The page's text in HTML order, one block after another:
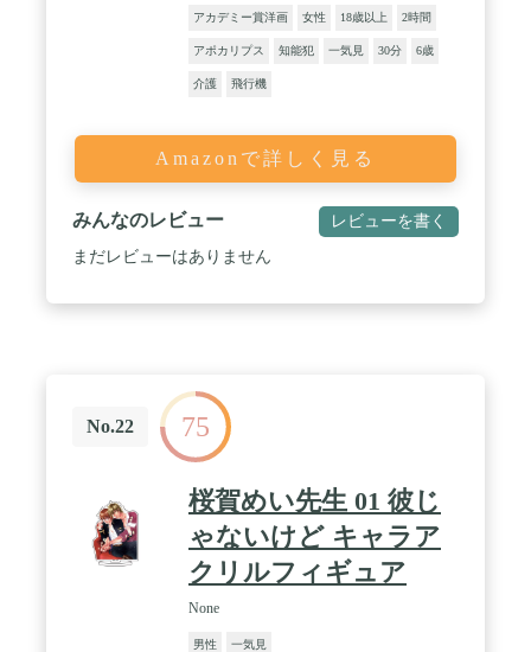
アカデミー賞洋画 女性 18歳以上 2時間
アポカリプス 知能犯 一気見 30分 6歳
介護 飛行機
Amazonで詳しく見る
みんなのレビュー レビューを書く
まだレビューはありません
No.22 75
桜賀めい先生 01 彼じ
ゃないけど キャラア
クリルフィギュア
None
男性 一気見